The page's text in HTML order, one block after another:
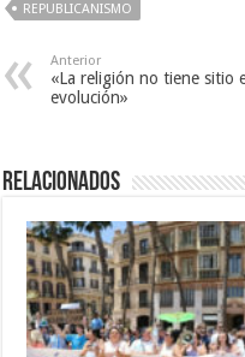
REPUBLICANISMO
Anterior
«La religión no tiene sitio
evolución»
Relacionados